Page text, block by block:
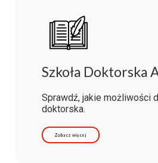
Szkoła Doktorska
Sprawdź, jakie możliwości
doktorska.
Zobacz więcej